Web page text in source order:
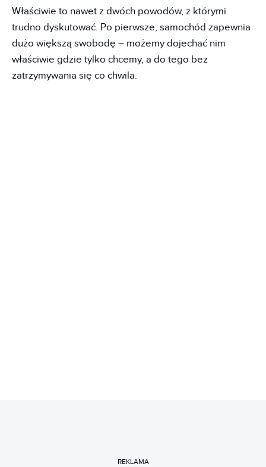
Właściwie to nawet z dwóch powodów, z którymi
trudno dyskutować. Po pierwsze, samochód zapewnia
dużo większą swobodę – możemy dojechać nim
właściwie gdzie tylko chcemy, a do tego bez
zatrzymywania się co chwila.
REKLAMA